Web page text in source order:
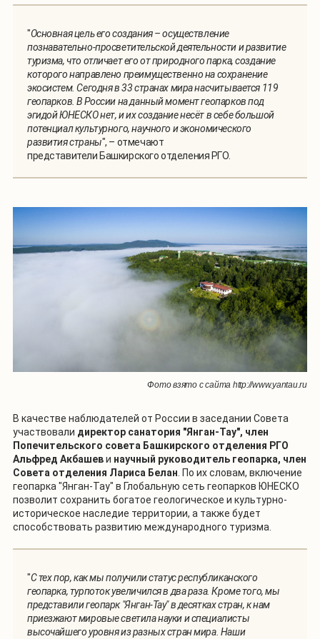
"Основная цель его создания – осуществление
познавательно-просветительской деятельности и развитие
туризма, что отличает его от природного парка, создание
которого направлено преимущественно на сохранение
экосистем. Сегодня в 33 странах мира насчитывается 119
геопарков. В России на данный момент геопарков под
эгидой ЮНЕСКО нет, и их создание несёт в себе большой
потенциал культурного, научного и экономического
развития страны", – отмечают
представители Башкирского отделения РГО.
Фото взято с сайта http://www.yantau.ru
В качестве наблюдателей от России в заседании Совета
участвовали директор санатория "Янган-Тау", член
Попечительского совета Башкирского отделения РГО
Альфред Акбашеви научный руководитель геопарка, член
Совета отделения Лариса Белан. По их словам, включение
геопарка "Янган-Тау" в Глобальную сеть геопарков ЮНЕСКО
позволит сохранить богатое геологическое и культурно-
историческое наследие территории, а также будет
способствовать развитию международного туризма.
"С тех пор, как мы получили статус республиканского
геопарка, турпоток увеличился в два раза. Кроме того, мы
представили геопарк "Янган-Тау" в десятках стран, к нам
приезжают мировые светила науки и специалисты
высочайшего уровня из разных стран мира. Наши